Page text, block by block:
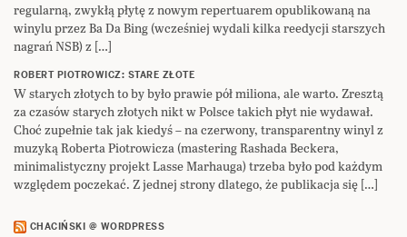
regularną, zwykłą płytę z nowym repertuarem opublikowaną na
winylu przez Ba Da Bing (wcześniej wydali kilka reedycji starszych
nagrań NSB) z […]
ROBERT PIOTROWICZ: STARE ZŁOTE
W starych złotych to by było prawie pół miliona, ale warto. Zresztą
za czasów starych złotych nikt w Polsce takich płyt nie wydawał.
Choć zupełnie tak jak kiedyś – na czerwony, transparentny winyl z
muzyką Roberta Piotrowicza (mastering Rashada Beckera,
minimalistyczny projekt Lasse Marhauga) trzeba było pod każdym
względem poczekać. Z jednej strony dlatego, że publikacja się […]
CHACIŃSKI @ WORDPRESS